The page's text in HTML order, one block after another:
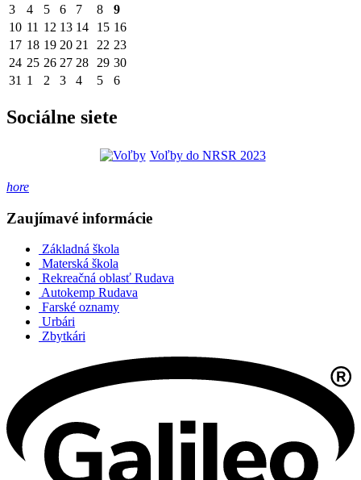
3
4 5 6 7 8
9
10 11 12 13 14 15 16
17 18 19 20 21 22 23
24 25 26 27 28 29 30
31 1 2 3 4 5 6
Sociálne siete
Voľby do NRSR 2023
hore
Zaujímavé informácie
Základná škola
Materská škola
Rekreačná oblasť Rudava
Autokemp Rudava
Farské oznamy
Urbári
Zbytkári